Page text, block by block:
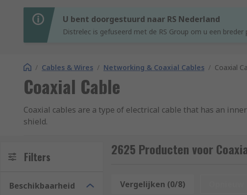
U bent doorgestuurd naar RS Nederland
Distrelec is gefuseerd met de RS Group om u een
/ Cables & Wires / Networking & Coaxial Cables / Coaxial
Coaxial Cable
Coaxial cables are a type of electrical cable that has an
shield.
Coax cables are durable, easy to install and are designed to
Coaxial Cable Applications
Its applications include feedlines connecting radio
Filters
Beschikbaarheid
2625 Producten voor
Vergelijken (0/8)